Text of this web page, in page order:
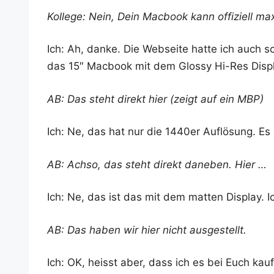
Kol­le­ge: Nein, Dein Mac­book kann offi­zi­ell
Ich: Ah, dan­ke. Die Web­sei­te hat­te ich auch
das 15″ Mac­book mit dem Glos­sy Hi-Res
AB: Das steht direkt hier (zeigt auf ein MBP)
Ich: Ne, das hat nur die 1440er Auf­lö­sung.
AB: Ach­so, das steht direkt dane­ben. Hier …
Ich: Ne, das ist das mit dem mat­ten Dis­play.
AB: Das haben wir hier nicht ausgestellt.
Ich: OK, heisst aber, dass ich es bei Euch